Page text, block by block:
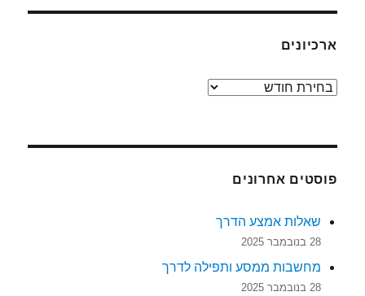
ארכיונים
ארכיונים
פוסטים אחרונים
שאלות אמצע הדרך
28 בנובמבר 2025
מחשבות ממסע ותפילה לדרך
28 בנובמבר 2025